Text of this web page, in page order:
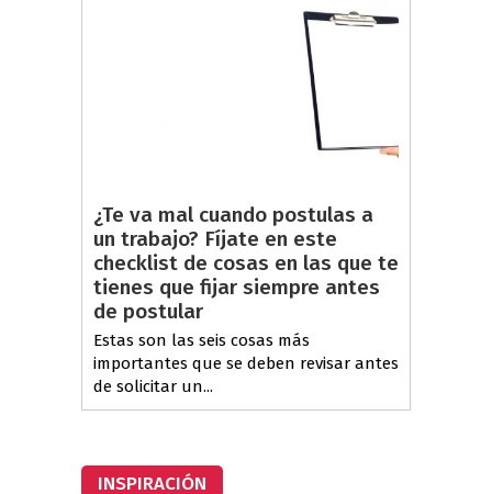
¿Te va mal cuando postulas a
un trabajo? Fíjate en este
checklist de cosas en las que te
tienes que fijar siempre antes
de postular
Estas son las seis cosas más
importantes que se deben revisar antes
de solicitar un...
INSPIRACIÓN